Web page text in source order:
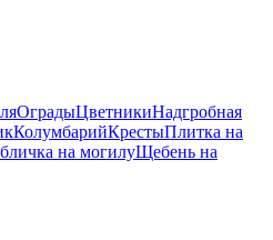
ОградыЦветникиНадгробная
КолумбарийКрестыПлитка на
на могилуЩебень на